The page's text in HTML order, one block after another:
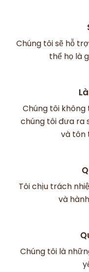
Chúng tôi sẽ hỗ
thể họ là
Chúng tôi
chúng tôi đưa ra
và tôn
Tôi chịu trách
và
Chúng tôi là